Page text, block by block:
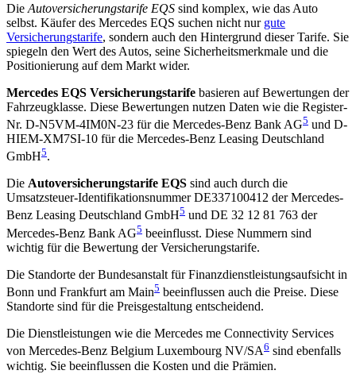
Die Autoversicherungstarife EQS sind komplex, wie das Auto
selbst. Käufer des Mercedes EQS suchen nicht nur gute
Versicherungstarife, sondern auch den Hintergrund dieser Tarife. Sie
spiegeln den Wert des Autos, seine Sicherheitsmerkmale und die
Positionierung auf dem Markt wider.
Mercedes EQS Versicherungstarife basieren auf Bewertungen der
Fahrzeugklasse. Diese Bewertungen nutzen Daten wie die Register-
Nr. D-N5VM-4IM0N-23 für die Mercedes-Benz Bank AG5 und D-
HIEM-XM7SI-10 für die Mercedes-Benz Leasing Deutschland
GmbH5.
Die Autoversicherungstarife EQS sind auch durch die
Umsatzsteuer-Identifikationsnummer DE337100412 der Mercedes-
Benz Leasing Deutschland GmbH5 und DE 32 12 81 763 der
Mercedes-Benz Bank AG5 beeinflusst. Diese Nummern sind
wichtig für die Bewertung der Versicherungstarife.
Die Standorte der Bundesanstalt für Finanzdienstleistungsaufsicht in
Bonn und Frankfurt am Main5 beeinflussen auch die Preise. Diese
Standorte sind für die Preisgestaltung entscheidend.
Die Dienstleistungen wie die Mercedes me Connectivity Services
von Mercedes-Benz Belgium Luxembourg NV/SA6 sind ebenfalls
wichtig. Sie beeinflussen die Kosten und die Prämien.